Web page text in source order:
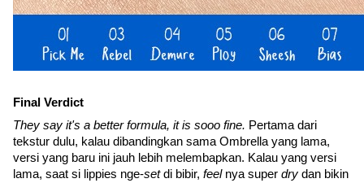
Final Verdict
They say it's a better formula, it is sooo fine. Pertama dari
tekstur dulu, kalau dibandingkan sama Ombrella yang lama,
versi yang baru ini jauh lebih melembapkan. Kalau yang versi
lama, saat si lippies nge-set di bibir, feel nya super dry dan bikin